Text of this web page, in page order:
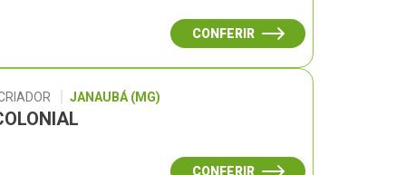
CONFERIR
JANAUBÁ (MG)
CONFERIR